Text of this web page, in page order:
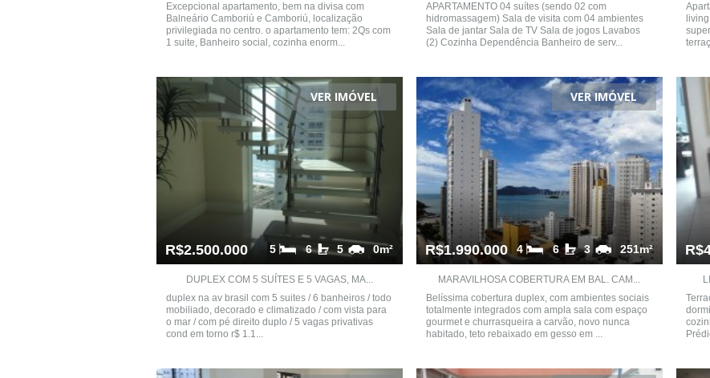
Excepcional apartamento, bem na divisa com
Balneário Camboriú e Camboriú, localização
privilegiada no centro. o apartamento tem: 2Qs com
1 suite, Banheiro social, cozinha enorm...
APARTAMENTO 04 suítes (sendo 02 com
hidromassagem) Sala de visita com 04 ambientes
Sala de jantar Sala de TV Sala de jogos Lavabos
(2) Cozinha Dependência Banheiro de serv...
VER IMÓVEL
R$2.500.000 0m²
5
6
5
DUPLEX COM 5 SUÍTES E 5 VAGAS, MA...
duplex na av brasil com 5 suites / 6 banheiros / todo
mobiliado, decorado e climatizado / com vista para
o mar / com pé direito duplo / 5 vagas privativas
cond em torno r$ 1.1...
VER IMÓVEL
R$1.990.000 251m²
3
6
4
MARAVILHOSA COBERTURA EM BAL. CAM...
Belíssima cobertura duplex, com ambientes sociais
totalmente integrados com ampla sala com espaço
gourmet e churrasqueira a carvão, novo nunca
habitado, teto rebaixado em gesso em ...